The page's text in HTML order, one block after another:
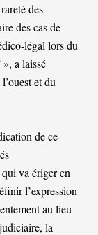
des
des cas de
légal lors du
», a laissé
et du
de ce
va ériger en
l’expression
au lieu
la